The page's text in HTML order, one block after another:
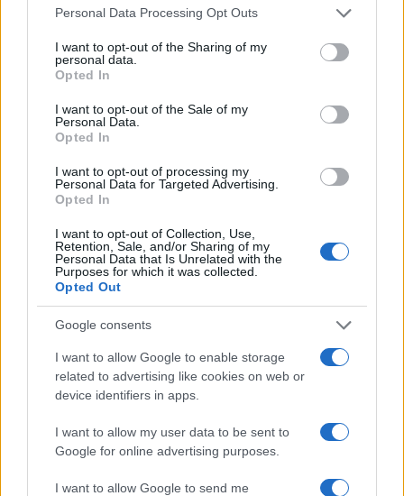
Please note that this website/app uses one or more Google
not limited to your visit or usage behaviour. You may click to
grant or deny consent to Google and its third-party tags to
use your data for below specified purposes in below Google
consent section.
Personal Data Processing Opt Outs
I want to opt-out of the Sharing of my
personal data.
Opted In
I want to opt-out of the Sale of my
Personal Data.
Opted In
I want to opt-out of processing my
Personal Data for Targeted Advertising.
Opted In
I want to opt-out of Collection, Use,
Retention, Sale, and/or Sharing of my
Personal Data that Is Unrelated with the
Purposes for which it was collected.
Opted Out
Google consents
I want to allow Google to enable storage
related to advertising like cookies on web or
device identifiers in apps.
I want to allow my user data to be sent to
Google for online advertising purposes.
I want to allow Google to send me
Continua a leggere